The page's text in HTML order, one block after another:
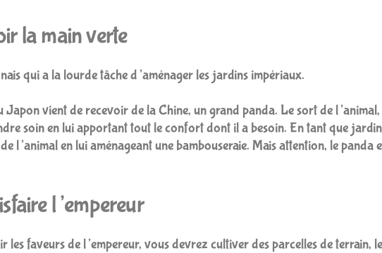
la main verte
qui a la lourde tâche d’aménager les jardins impériaux.
Japon vient de recevoir de la Chine, un grand panda. Le sort de
soin en lui apportant tout le confort dont il a besoin. En tant que
l’animal en lui aménageant une bambouseraie. Mais attention, le panda
l’empereur
faveurs de l’empereur, vous devrez cultiver des parcelles de terrain,